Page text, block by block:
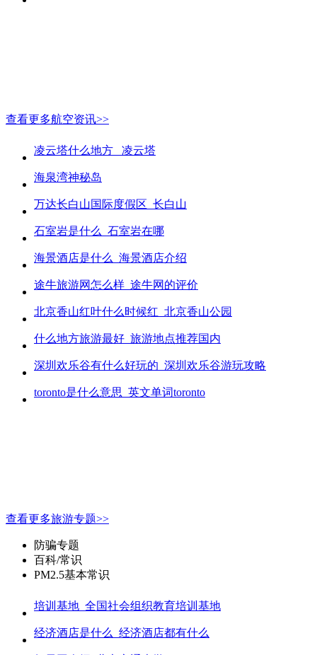
查看更多航空资讯>>
凌云塔什么地方_ 凌云塔
海泉湾神秘岛
万达长白山国际度假区_长白山
石室岩是什么_石室岩在哪
海景酒店是什么_海景酒店介绍
途牛旅游网怎么样_途牛网的评价
北京香山红叶什么时候红_北京香山公园
什么地方旅游最好_旅游地点推荐国内
深圳欢乐谷有什么好玩的_深圳欢乐谷游玩攻略
toronto是什么意思_英文单词toronto
查看更多旅游专题>>
防骗专题
百科/常识
PM2.5基本常识
培训基地_全国社会组织教育培训基地
经济酒店是什么_经济酒店都有什么